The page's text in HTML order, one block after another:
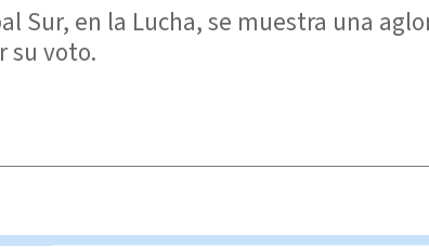
Sur, en la Lucha, se muestra una
su voto.